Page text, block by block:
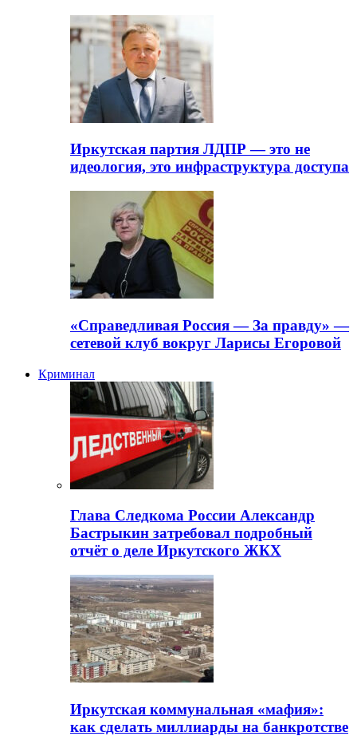
Иркутская партия ЛДПР — это не
идеология, это инфраструктура доступа
«Справедливая Россия — За правду» —
сетевой клуб вокруг Ларисы Егоровой
Криминал
Глава Следкома России Александр
Бастрыкин затребовал подробный
отчёт о деле Иркутского ЖКХ
Иркутская коммунальная «мафия»:
как сделать миллиарды на банкротстве